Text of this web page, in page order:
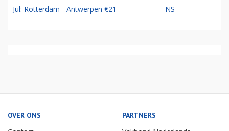
Jul: Rotterdam - Antwerpen €21 NS
OVER ONS PARTNERS